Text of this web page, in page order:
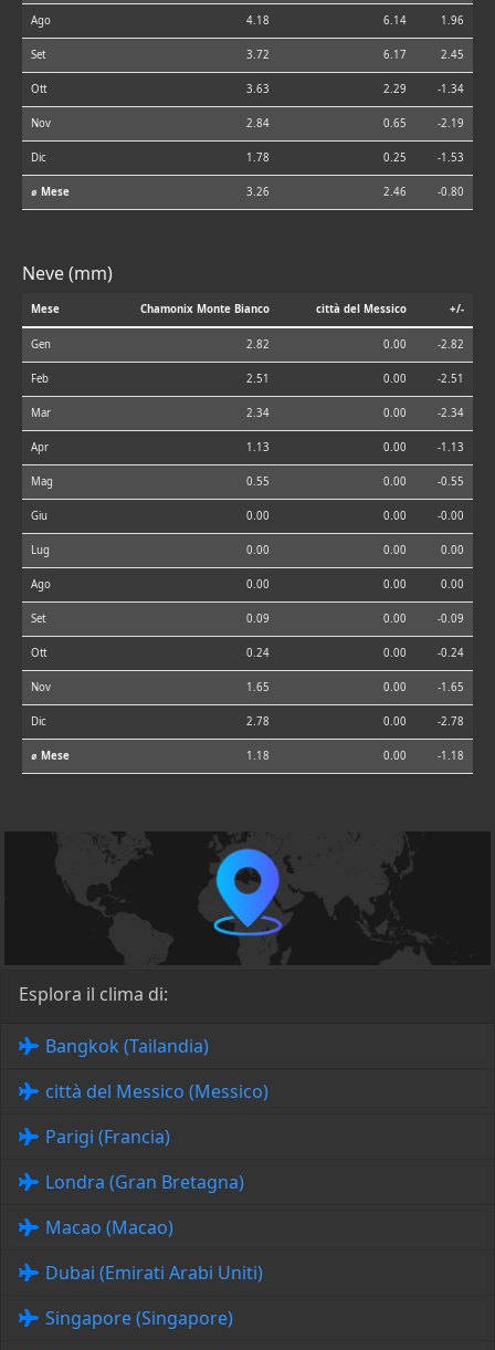
Ago 4.18 6.14 1.96
Set 3.72 6.17 2.45
Ott 3.63 2.29 -1.34
Nov 2.84 0.65 -2.19
Dic 1.78 0.25 -1.53
⌀ Mese 3.26 2.46 -0.80
Neve (mm)
Mese Chamonix Monte Bianco città del Messico +/-
Gen 2.82 0.00 -2.82
Feb 2.51 0.00 -2.51
Mar 2.34 0.00 -2.34
Apr 1.13 0.00 -1.13
Mag 0.55 0.00 -0.55
Giu 0.00 0.00 -0.00
Lug 0.00 0.00 0.00
Ago 0.00 0.00 0.00
Set 0.09 0.00 -0.09
Ott 0.24 0.00 -0.24
Nov 1.65 0.00 -1.65
Dic 2.78 0.00 -2.78
⌀ Mese 1.18 0.00 -1.18
Esplora il clima di:
Bangkok (Tailandia)
città del Messico (Messico)
Parigi (Francia)
Londra (Gran Bretagna)
Macao (Macao)
Dubai (Emirati Arabi Uniti)
Singapore (Singapore)